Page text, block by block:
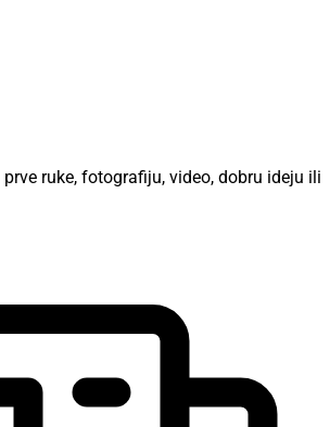
ruke, fotografiju, video, dobru ideju ili